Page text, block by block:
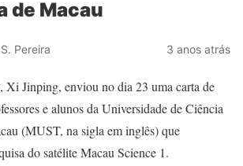
de Macau
Pereira 3 anos atrás
Xi Jinping, enviou no dia 23 uma carta de
e alunos da Universidade de Ciência
(MUST, na sigla em inglês) que
do satélite Macau Science 1.